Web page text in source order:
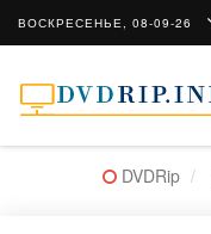
ВОСКРЕСЕНЬЕ, 08-09-26
DVDRip